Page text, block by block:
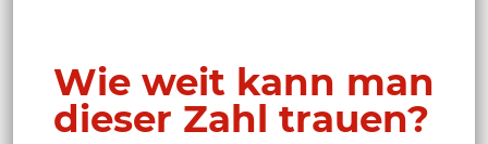
Wie weit kann man
dieser Zahl trauen?